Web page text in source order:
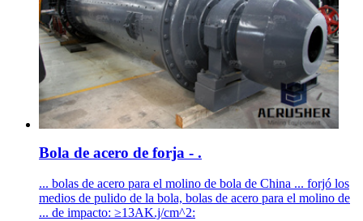
Bola de acero de forja - .
... bolas de acero para el molino de bola de China ... forjó los
medios de pulido de la bola, bolas de acero para el molino de
... de impacto: ≥13AK.j/cm^2: